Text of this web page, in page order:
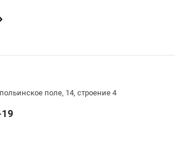
поле, 14, строение 4